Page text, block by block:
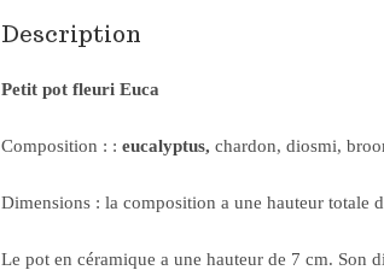
Description
Petit pot fleuri Euca
Composition : :eucalyptus,chardon, diosmi,
Dimensions : la composition a une hauteur totale
Le pot en céramique a une hauteur de 7 cm. Son